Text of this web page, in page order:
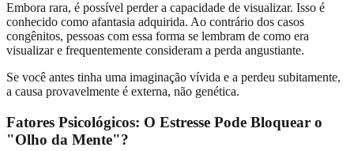
Embora rara, é possível perder a capacidade de visualizar. Isso é
conhecido como afantasia adquirida. Ao contrário dos casos
congênitos, pessoas com essa forma se lembram de como era
visualizar e frequentemente consideram a perda angustiante.
Se você antes tinha uma imaginação vívida e a perdeu subitamente,
a causa provavelmente é externa, não genética.
Fatores Psicológicos: O Estresse Pode Bloquear o
"Olho da Mente"?